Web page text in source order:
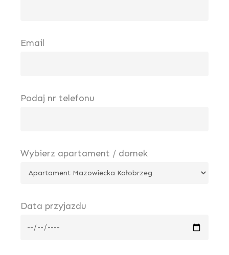
Email
Podaj nr telefonu
Wybierz apartament / domek
Data przyjazdu